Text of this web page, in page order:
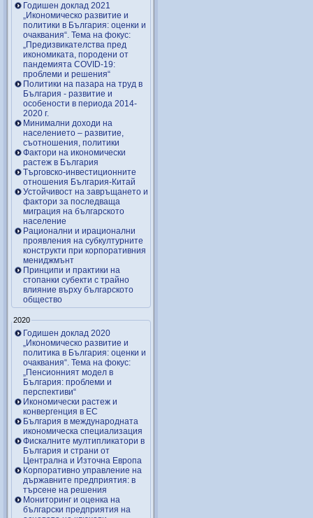
Годишен доклад 2021
„Икономическо развитие и
политики в България: оценки и
очаквания“. Тема на фокус:
„Предизвикателства пред
икономиката, породени от
пандемията COVID-19:
проблеми и решения“
Политики на пазара на труд в
България - развитие и
особености в периода 2014-
2020 г.
Минимални доходи на
населението – развитие,
съотношения, политики
Фактори на икономически
растеж в България
Търговско-инвестиционните
отношения България-Китай
Устойчивост на завръщането и
фактори за последваща
миграция на българското
население
Рационални и ирационални
проявления на субкултурните
конструкти при корпоративния
мениджмънт
Принципи и практики на
стопанки субекти с трайно
влияние върху българското
общество
2020
Годишен доклад 2020
„Икономическо развитие и
политика в България: оценки и
очаквания“. Тема на фокус:
„Пенсионният модел в
България: проблеми и
перспективи“
Икономически растеж и
конвергенция в ЕС
България в международната
икономическа специализация
Фискалните мултипликатори в
България и страни от
Централна и Източна Европа
Корпоративно управление на
държавните предприятия: в
търсене на решения
Мониторинг и оценка на
български предприятия на